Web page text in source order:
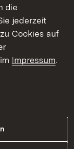
im
auch eine
Sie
oder auch in
die
zum
die
jederzeit
Cookies auf
Impressum.